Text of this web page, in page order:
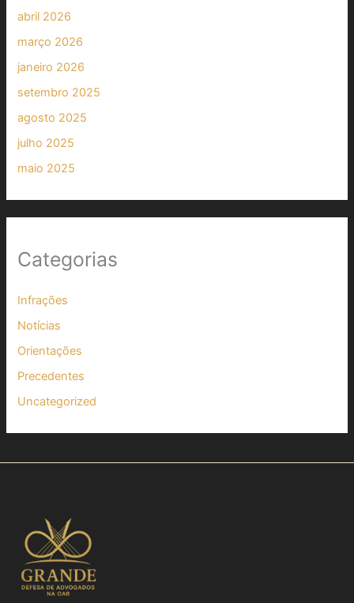
abril 2026
março 2026
janeiro 2026
setembro 2025
agosto 2025
julho 2025
maio 2025
Categorias
Infrações
Notícias
Orientações
Precedentes
Uncategorized